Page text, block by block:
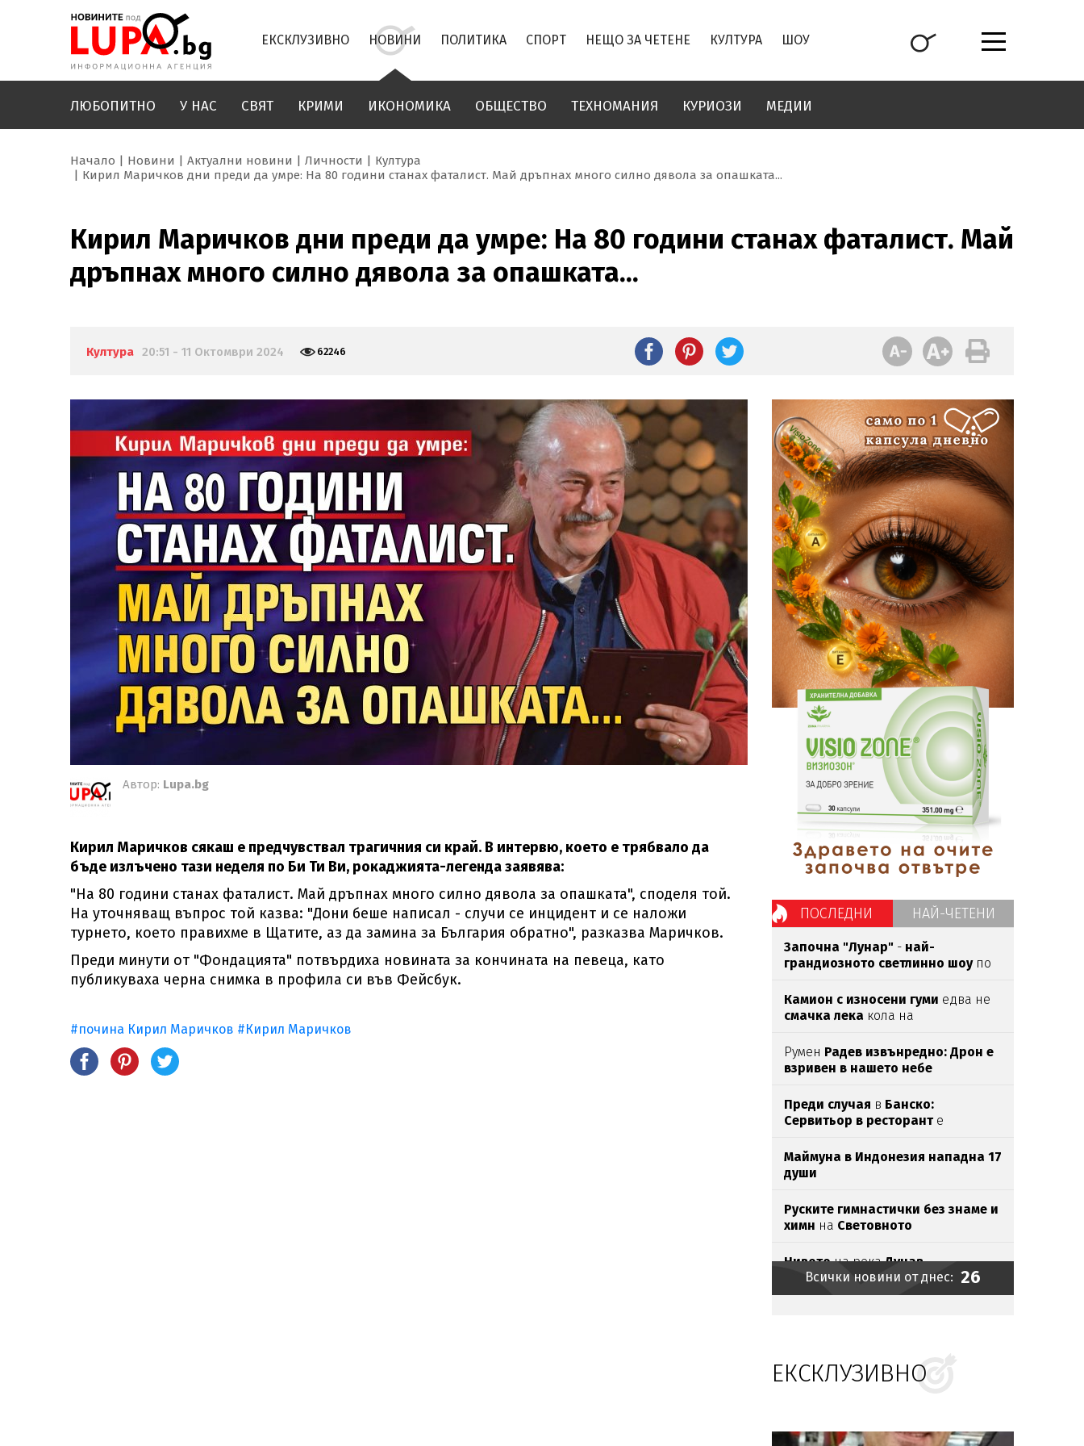
ЕКСКЛУЗИВНО НОВИНИ ПОЛИТИКА СПОРТ НЕЩО ЗА ЧЕТЕНЕ КУЛТУРА ШОУ
ЛЮБОПИТНО У НАС СВЯТ КРИМИ ИКОНОМИКА ОБЩЕСТВО ТЕХНОМАНИЯ КУРИОЗИ МЕДИИ
Начало Новини Актуални новини Личности
Култура
Кирил Маричков дни преди да умре: На 80 години станах фаталист. Май дръпнах много силно дявола за опашката...
Кирил Маричков дни преди да умре: На 80 години станах фаталист. Май
дръпнах много силно дявола за опашката...
Култура 20:51 - 11 Октомври 2024 62246
Автор: Lupa.bg
Кирил Маричков сякаш е предчувствал трагичния си край. В интервю, което е трябвало да
бъде излъчено тази неделя по Би Ти Ви, рокаджията-легенда заявява:
"На 80 години станах фаталист. Май дръпнах много силно дявола за опашката", споделя той.
На уточняващ въпрос той казва: "Дони беше написал - случи се инцидент и се наложи
турнето, което правихме в Щатите, аз да замина за България обратно", разказва Маричков.
Преди минути от "Фондацията" потвърдиха новината за кончината на певеца, като
публикуваха черна снимка в профила си във Фейсбук.
#почина Кирил Маричков #Кирил Маричков
ПОСЛЕДНИ НАЙ-ЧЕТЕНИ
Започна "Лунар" - най-
грандиозното светлинно шоупо
Камион с износени гуми едва нe
смачка лека кола на
Румен Радев извънредно: Дрон е
взривен в нашето небе
Преди случая в Банско:
Сервитьор в ресторант е
"Хайл Хитлер"
Маймуна в Индонезия нападна 17
души
Руските гимнастички без знаме и
химн на Световното
Нивотона рекаДунав
продължавадаспада -достигна
109 смпод условната нула
РежисьорътГас Ван Сант: Кортни
Лав не искаше да гледа фирма
Всички новини от днес: 26
ЕКСКЛУЗИВНО